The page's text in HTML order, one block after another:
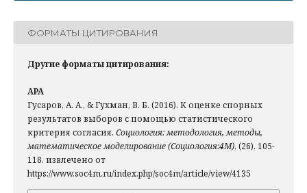
ФОРМАТЫ ЦИТИРОВАНИЯ
Другие форматы цитирования:
APA
Гусаров, А. А., & Гухман, В. Б. (2016). К оценке спорных
результатов выборов с помощью статистического
критерия согласия. Социология: методология, методы,
математическое моделирование (Социология:4М), (26), 105-
118. извлечено от
https://www.soc4m.ru/index.php/soc4m/article/view/4135